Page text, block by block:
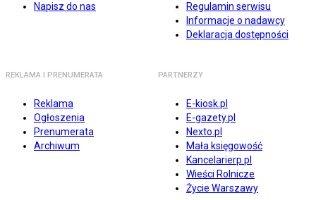
Napisz do nas
Regulamin serwisu
Informacje o nadawcy
Deklaracja dostępności
REKLAMA I PRENUMERATA
Reklama
Ogłoszenia
Prenumerata
Archiwum
PARTNERZY
E-kiosk.pl
E-gazety.pl
Nexto.pl
Mała księgowość
Kancelarierp.pl
Wieści Rolnicze
Życie Warszawy